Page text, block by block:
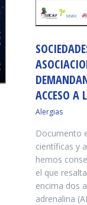
ACCESO A
Alergias
Documento
científicas y
hemos
el que
encima dos
adrenalina